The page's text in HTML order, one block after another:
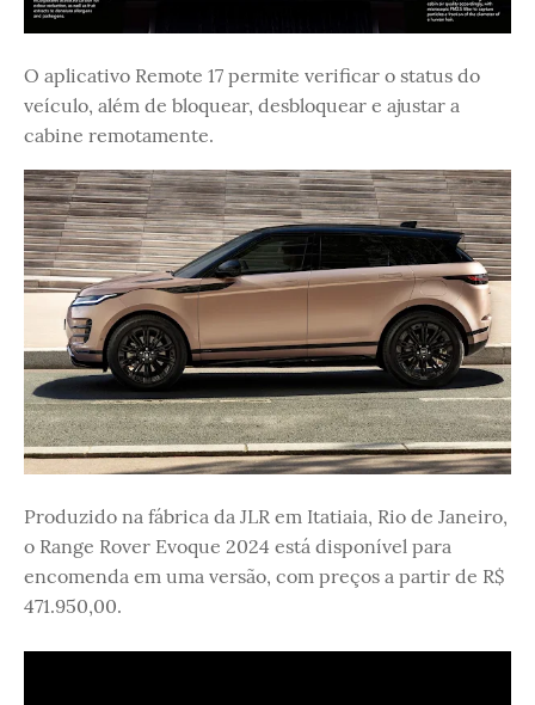
O aplicativo Remote 17 permite verificar o status do
veículo, além de bloquear, desbloquear e ajustar a
cabine remotamente.
Produzido na fábrica da JLR em Itatiaia, Rio de Janeiro,
o Range Rover Evoque 2024 está disponível para
encomenda em uma versão, com preços a partir de R$
471.950,00.